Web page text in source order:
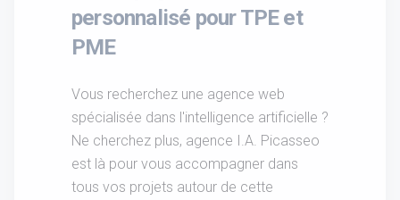
personnalisé pour TPE et
PME
Vous recherchez une agence web
spécialisée dans l'intelligence artificielle ?
Ne cherchez plus, agence I.A. Picasseo
est là pour vous accompagner dans
tous vos projets autour de cette